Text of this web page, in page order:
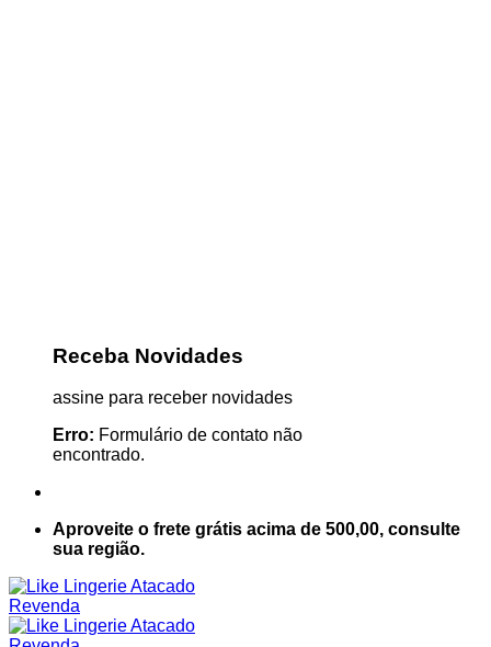
Receba Novidades
assine para receber novidades
Erro: Formulário de contato não
encontrado.
Aproveite o frete grátis acima de 500,00, consulte
sua região.